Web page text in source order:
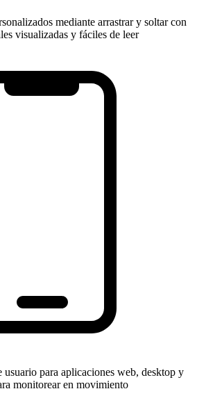
mediante arrastrar y soltar con
visualizadas y fáciles de leer
usuario para aplicaciones web, desktop y
monitorear en movimiento